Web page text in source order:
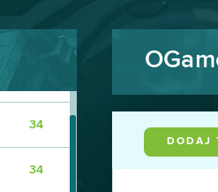
DODAJ
34
34